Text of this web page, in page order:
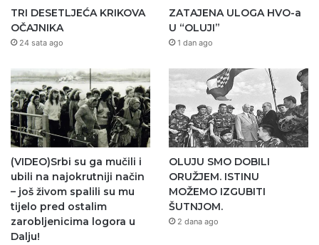
TRI DESETLJEĆA KRIKOVA
OČAJNIKA
24 sata ago
ZATAJENA ULOGA HVO-a
U “OLUJI”
1 dan ago
(VIDEO)Srbi su ga mučili i
ubili na najokrutniji način
– još živom spalili su mu
tijelo pred ostalim
zarobljenicima logora u
Dalju!
OLUJU SMO DOBILI
ORUŽJEM. ISTINU
MOŽEMO IZGUBITI
ŠUTNJOM.
2 dana ago